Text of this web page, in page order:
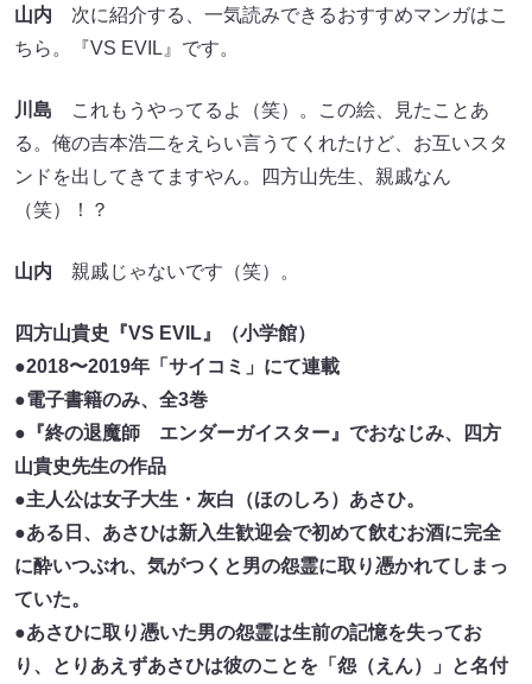
山内 次に紹介する、一気読みできるおすすめマンガはこ
ちら。『VS EVIL』です。
川島 これもうやってるよ（笑）。この絵、見たことあ
る。俺の吉本浩二をえらい言うてくれたけど、お互いスタ
ンドを出してきてますやん。四方山先生、親戚なん
（笑）！？
山内 親戚じゃないです（笑）。
四方山貴史『VS EVIL』（小学館）
●2018〜2019年「サイコミ」にて連載
●電子書籍のみ、全3巻
●『終の退魔師 エンダーガイスター』でおなじみ、四方
山貴史先生の作品
●主人公は女子大生・灰白（ほのしろ）あさひ。
●ある日、あさひは新入生歓迎会で初めて飲むお酒に完全
に酔いつぶれ、気がつくと男の怨霊に取り憑かれてしまっ
ていた。
●あさひに取り憑いた男の怨霊は生前の記憶を失ってお
り、とりあえずあさひは彼のことを「怨（えん）」と名付